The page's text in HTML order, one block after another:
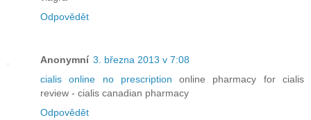
Odpovědět
Anonymní 3. března 2013 v 7:08
cialis online no prescription online pharmacy for cialis
review - cialis canadian pharmacy
Odpovědět